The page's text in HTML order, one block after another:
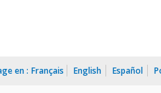
en : Français English Español